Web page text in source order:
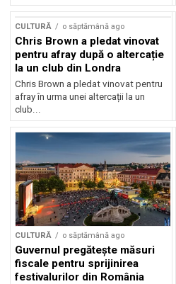
CULTURĂ o săptămână ago
Chris Brown a pledat vinovat
pentru afray după o altercație
la un club din Londra
Chris Brown a pledat vinovat pentru
afray în urma unei altercații la un
club...
CULTURĂ o săptămână ago
Guvernul pregătește măsuri
fiscale pentru sprijinirea
festivalurilor din România